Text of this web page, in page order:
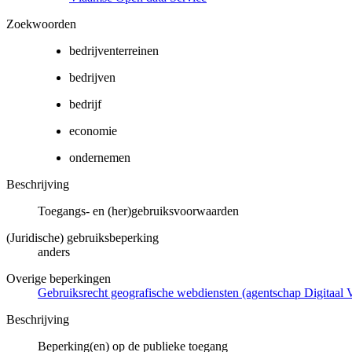
Zoekwoorden
bedrijventerreinen
bedrijven
bedrijf
economie
ondernemen
Beschrijving
Toegangs- en (her)gebruiksvoorwaarden
(Juridische) gebruiksbeperking
anders
Overige beperkingen
Gebruiksrecht geografische webdiensten (agentschap Digitaal
Beschrijving
Beperking(en) op de publieke toegang